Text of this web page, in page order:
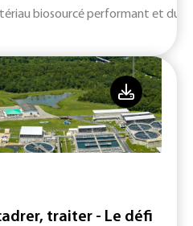
biosourcé performant et
traiter - Le défi